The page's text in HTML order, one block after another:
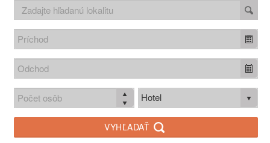
Hotel
VYHĽADAŤ